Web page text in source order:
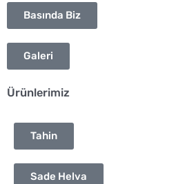
Basında Biz
Galeri
Ürünlerimiz
Tahin
Sade Helva